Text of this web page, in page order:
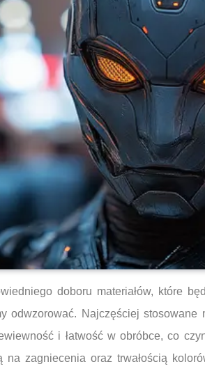
doboru materiałów, które
odwzorować. Najczęściej
i łatwość w obróbce, co
na zagniecenia oraz trwałością